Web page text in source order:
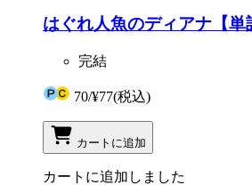
はぐれ人魚のディアナ【単
完結
70/¥77(税込)
カートに追加
カートに追加しました